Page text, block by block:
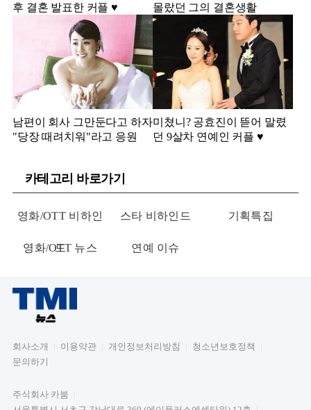
후 결혼 발표한 커플 ♥️
몰랐던 그의 결혼생활
남편이 회사 그만둔다고 하자
"당장 때려치워"라고 응원
미쳤니? 공효진이 뜯어 말렸
던 9살차 연예인 커플 ♥️
카테고리 바로가기
영화/OTT 비하인
드
스타 비하인드 기획특집
영화/OTT 뉴스 연예 이슈
회사소개 이용약관 개인정보처리방침
청소년보호정책
문의하기
주식회사 카붐